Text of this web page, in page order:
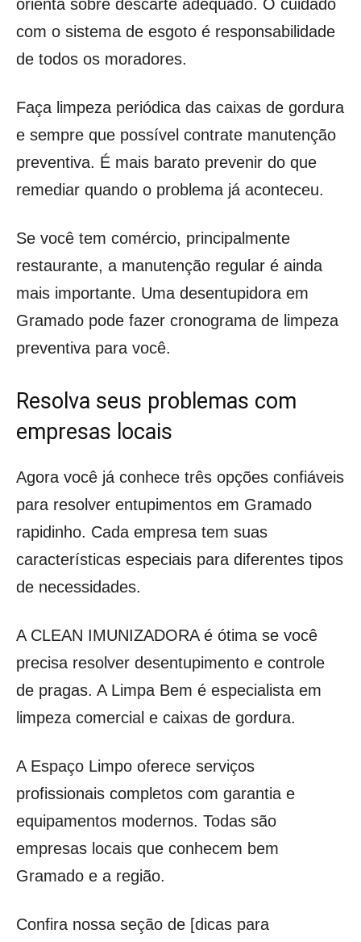
orienta sobre descarte adequado. O cuidado
com o sistema de esgoto é responsabilidade
de todos os moradores.
Faça limpeza periódica das caixas de gordura
e sempre que possível contrate manutenção
preventiva. É mais barato prevenir do que
remediar quando o problema já aconteceu.
Se você tem comércio, principalmente
restaurante, a manutenção regular é ainda
mais importante. Uma desentupidora em
Gramado pode fazer cronograma de limpeza
preventiva para você.
Resolva seus problemas com
empresas locais
Agora você já conhece três opções confiáveis
para resolver entupimentos em Gramado
rapidinho. Cada empresa tem suas
características especiais para diferentes tipos
de necessidades.
A CLEAN IMUNIZADORA é ótima se você
precisa resolver desentupimento e controle
de pragas. A Limpa Bem é especialista em
limpeza comercial e caixas de gordura.
A Espaço Limpo oferece serviços
profissionais completos com garantia e
equipamentos modernos. Todas são
empresas locais que conhecem bem
Gramado e a região.
Confira nossa seção de [dicas para